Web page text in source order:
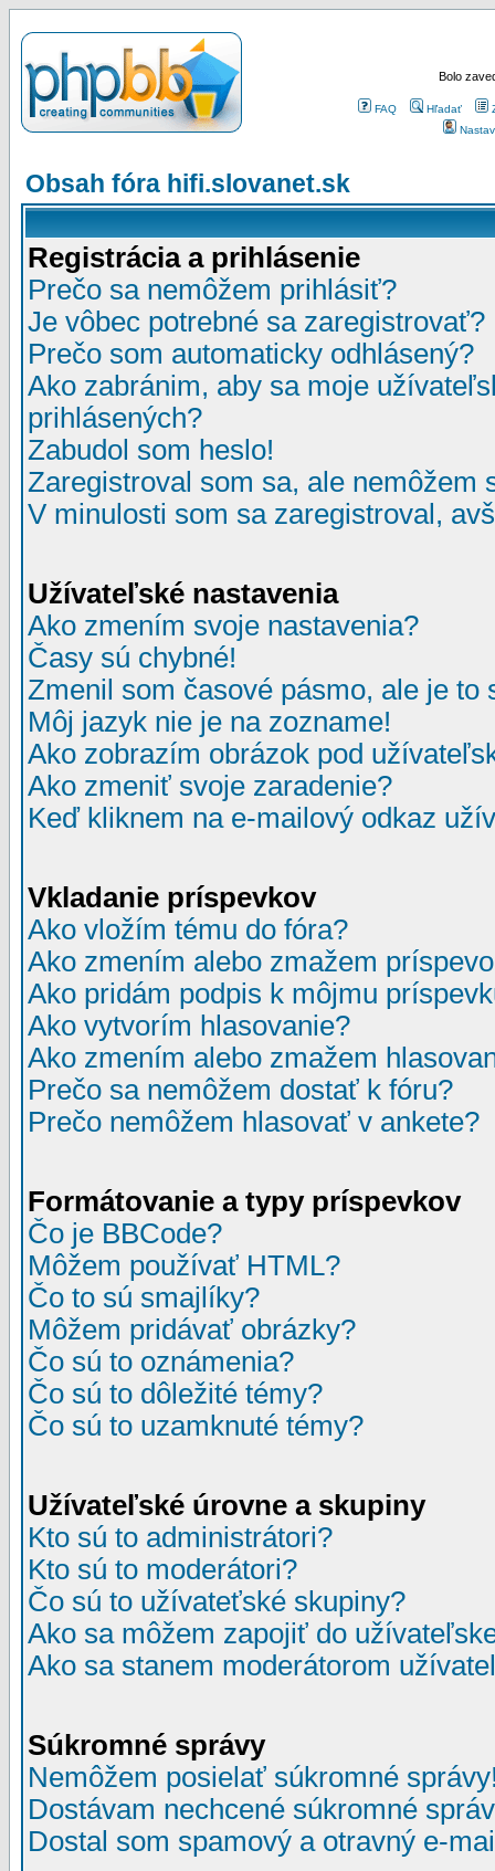
Bolo
FAQ Hľadať
Obsah fóra hifi.slovanet.sk
Registrácia a prihlásenie
Prečo sa nemôžem prihlásiť?
Je vôbec potrebné sa zaregistrovať?
Prečo som automaticky odhlásený?
Ako zabránim, aby sa moje
prihlásených?
Zabudol som heslo!
Zaregistroval som sa, ale nemôžem
V minulosti som sa zaregistroval,
Užívateľské nastavenia
Ako zmením svoje nastavenia?
Časy sú chybné!
Zmenil som časové pásmo, ale je to
Môj jazyk nie je na zozname!
Ako zobrazím obrázok pod
Ako zmeniť svoje zaradenie?
Keď kliknem na e-mailový odkaz
Vkladanie príspevkov
Ako vložím tému do fóra?
Ako zmením alebo zmažem
Ako pridám podpis k môjmu
Ako vytvorím hlasovanie?
Ako zmením alebo zmažem
Prečo sa nemôžem dostať k fóru?
Prečo nemôžem hlasovať v ankete?
Formátovanie a typy príspevkov
Čo je BBCode?
Môžem používať HTML?
Čo to sú smajlíky?
Môžem pridávať obrázky?
Čo sú to oznámenia?
Čo sú to dôležité témy?
Čo sú to uzamknuté témy?
Užívateľské úrovne a skupiny
Kto sú to administrátori?
Kto sú to moderátori?
Čo sú to užívateťské skupiny?
Ako sa môžem zapojiť do
Ako sa stanem moderátorom
Súkromné správy
Nemôžem posielať súkromné
Dostávam nechcené súkromné
Dostal som spamový a otravný e-